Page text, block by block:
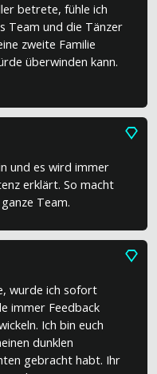
betrete, fühle ich
Team und die Tänzer
zweite Familie
überwinden kann.
und es wird immer
erklärt. So macht
Team.
wurde ich sofort
immer Feedback
Ich bin euch
dunklen
gebracht habt. Ihr